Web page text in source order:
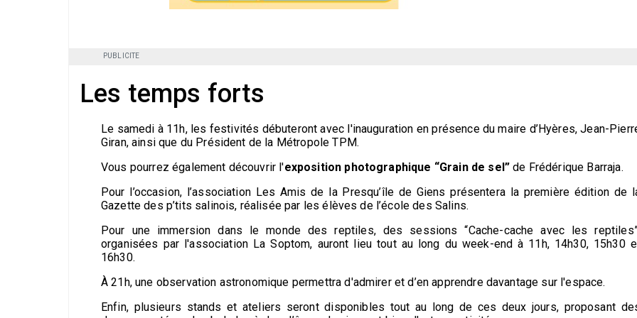
PUBLICITE
Les temps forts
Le samedi à 11h, les festivités débuteront avec l'inauguration en présence du maire d’Hyères, Jean-
Giran, ainsi que du Président de la Métropole TPM.
Vous pourrez également découvrir l'exposition photographique “Grain de sel” de Frédérique Barraja.
Pour l’occasion, l’association Les Amis de la Presqu’île de Giens présentera la première édition de
Gazette des p’tits salinois, réalisée par les élèves de l’école des Salins.
Pour une immersion dans le monde des reptiles, des sessions “Cache-cache avec les
organisées par l'association La Soptom, auront lieu tout au long du week-end à 11h, 14h30, 15h30
16h30.
À 21h, une observation astronomique permettra d'admirer et d’en apprendre davantage sur l'espace.
Enfin, plusieurs stands et ateliers seront disponibles tout au long de ces deux jours, proposant